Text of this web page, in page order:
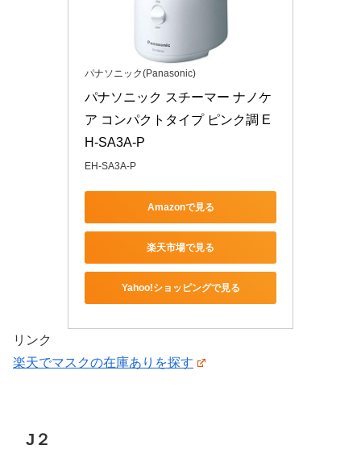
パナソニック(Panasonic)
パナソニック スチーマー ナノケ
ア コンパクトタイプ ピンク調 E
H-SA3A-P
EH-SA3A-P
Amazonで見る
楽天市場で見る
Yahoo!ショッピングで見る
リンク
楽天でマスクの在庫ありを探す
J２